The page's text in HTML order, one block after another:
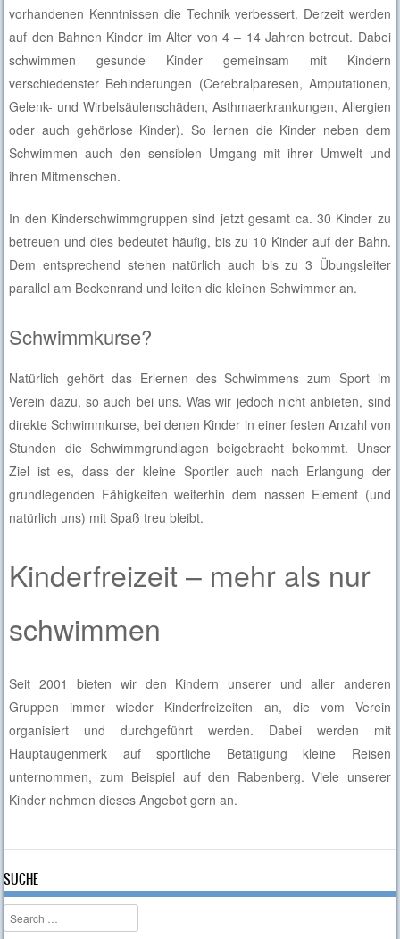
vorhandenen Kenntnissen die Technik verbessert. Derzeit werden
auf den Bahnen Kinder im Alter von 4 – 14 Jahren betreut. Dabei
schwimmen gesunde Kinder gemeinsam mit Kindern
verschiedenster Behinderungen (Cerebralparesen, Amputationen,
Gelenk- und Wirbelsäulenschäden, Asthmaerkrankungen, Allergien
oder auch gehörlose Kinder). So lernen die Kinder neben dem
Schwimmen auch den sensiblen Umgang mit ihrer Umwelt und
ihren Mitmenschen.
In den Kinderschwimmgruppen sind jetzt gesamt ca. 30 Kinder zu
betreuen und dies bedeutet häufig, bis zu 10 Kinder auf der Bahn.
Dem entsprechend stehen natürlich auch bis zu 3 Übungsleiter
parallel am Beckenrand und leiten die kleinen Schwimmer an.
Schwimmkurse?
Natürlich gehört das Erlernen des Schwimmens zum Sport im
Verein dazu, so auch bei uns. Was wir jedoch nicht anbieten, sind
direkte Schwimmkurse, bei denen Kinder in einer festen Anzahl von
Stunden die Schwimmgrundlagen beigebracht bekommt. Unser
Ziel ist es, dass der kleine Sportler auch nach Erlangung der
grundlegenden Fähigkeiten weiterhin dem nassen Element (und
natürlich uns) mit Spaß treu bleibt.
Kinderfreizeit – mehr als nur
schwimmen
Seit 2001 bieten wir den Kindern unserer und aller anderen
Gruppen immer wieder Kinderfreizeiten an, die vom Verein
organisiert und durchgeführt werden. Dabei werden mit
Hauptaugenmerk auf sportliche Betätigung kleine Reisen
unternommen, zum Beispiel auf den Rabenberg. Viele unserer
Kinder nehmen dieses Angebot gern an.
SUCHE
Search